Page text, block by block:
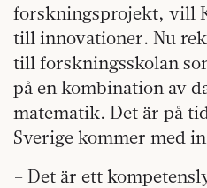
forskningsprojekt, vill
till innovationer. Nu
till forskningsskolan
på en kombination av
matematik. Det är på
Sverige kommer med
– Det är ett